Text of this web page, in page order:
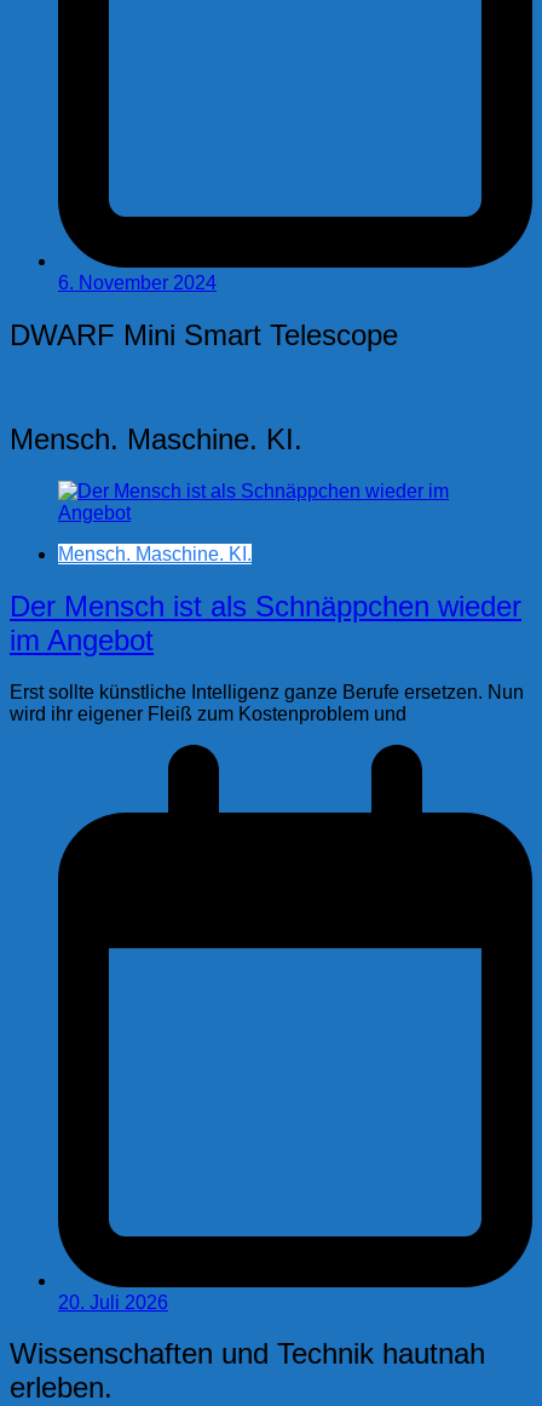
6. November 2024
DWARF Mini Smart Telescope
Mensch. Maschine. KI.
Mensch. Maschine. KI.
Der Mensch ist als Schnäppchen wieder
im Angebot
Erst sollte künstliche Intelligenz ganze Berufe ersetzen. Nun
wird ihr eigener Fleiß zum Kostenproblem und
20. Juli 2026
Wissenschaften und Technik hautnah
erleben.